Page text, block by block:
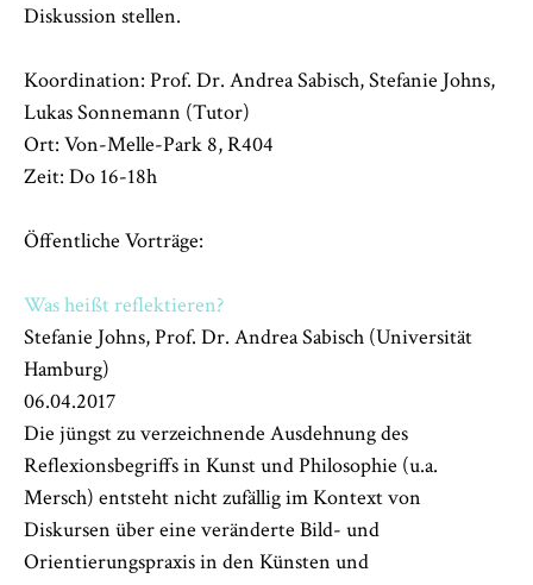
Diskussion stellen.
Koordination: Prof. Dr. Andrea Sabisch, Stefanie Johns,
Lukas Sonnemann (Tutor)
Ort: Von-Melle-Park 8, R404
Zeit: Do 16-18h
Öffentliche Vorträge:
Was heißt reflektieren?
Stefanie Johns, Prof. Dr. Andrea Sabisch (Universität
Hamburg)
06.04.2017
Die jüngst zu verzeichnende Ausdehnung des
Reflexionsbegriffs in Kunst und Philosophie (u.a.
Mersch) entsteht nicht zufällig im Kontext von
Diskursen über eine veränderte Bild- und
Orientierungspraxis in den Künsten und